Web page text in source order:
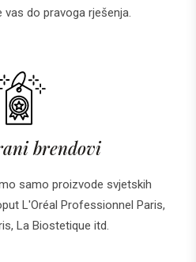
do pravoga rješenja.
brendovi
samo proizvode svjetskih
L'Oréal Professionnel Paris,
La Biostetique itd.